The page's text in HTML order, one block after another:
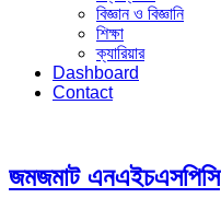
বিজ্ঞান ও বিজ্ঞানি
শিক্ষা
ক্যারিয়ার
Dashboard
Contact
জমজমাট এনএইচএসপিসি